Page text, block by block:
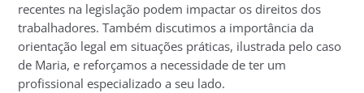
recentes na legislação podem impactar os direitos dos
trabalhadores. Também discutimos a importância da
orientação legal em situações práticas, ilustrada pelo caso
de Maria, e reforçamos a necessidade de ter um
profissional especializado a seu lado.